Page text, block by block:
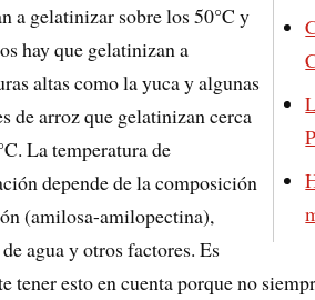
a gelatinizar sobre los 50°C y
hay que gelatinizan a
altas como la yuca y algunas
de arroz que gelatinizan cerca
La temperatura de
depende de la composición
(amilosa-amilopectina),
agua y otros factores. Es
tener esto en cuenta porque no